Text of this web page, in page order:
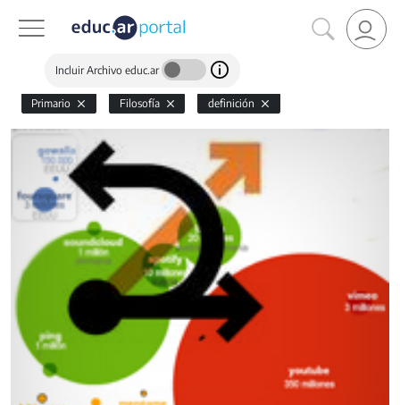
Incluir Archivo educ.ar
Primario Filosofía definición